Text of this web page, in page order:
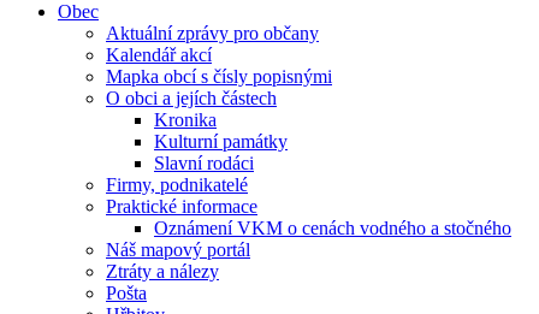
Obec
Aktuální zprávy pro občany
Kalendář akcí
Mapka obcí s čísly popisnými
O obci a jejích částech
Kronika
Kulturní památky
Slavní rodáci
Firmy, podnikatelé
Praktické informace
Oznámení VKM o cenách vodného a stočného
Náš mapový portál
Ztráty a nálezy
Pošta